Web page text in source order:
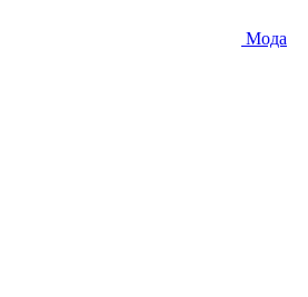
Мода